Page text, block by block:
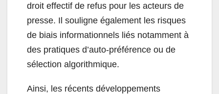
droit effectif de refus pour les acteurs de
presse. Il souligne également les risques
de biais informationnels liés notamment à
des pratiques d’auto-préférence ou de
sélection algorithmique.
Ainsi, les récents développements